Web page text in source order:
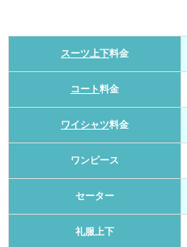
スーツ上下料金
コート料金
ワイシャツ料金
ワンピース
セーター
礼服上下